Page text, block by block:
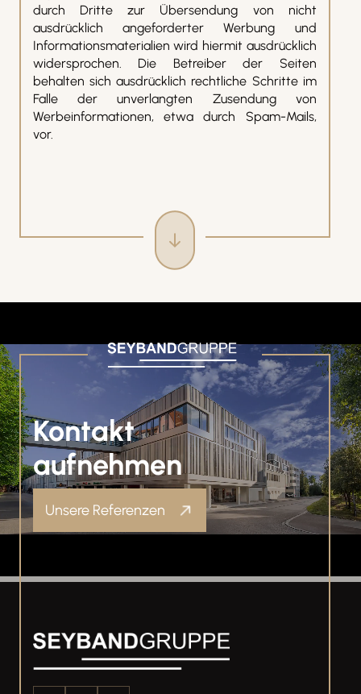
durch Dritte zur Übersendung von nicht
ausdrücklich angeforderter Werbung und
Informationsmaterialien wird hiermit ausdrücklich
widersprochen. Die Betreiber der Seiten
behalten sich ausdrücklich rechtliche Schritte im
Falle der unverlangten Zusendung von
Werbeinformationen, etwa durch Spam-Mails,
vor.
Kontakt
aufnehmen
Unsere Referenzen